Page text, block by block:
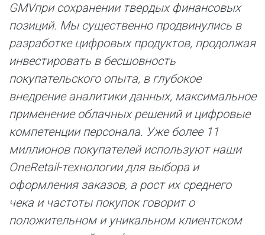
GMVпри сохранении твердых финансовых
позиций. Мы существенно продвинулись в
разработке цифровых продуктов, продолжая
инвестировать в бесшовность
покупательского опыта, в глубокое
внедрение аналитики данных, максимальное
применение облачных решений и цифровые
компетенции персонала. Уже более 11
миллионов покупателей используют наши
OneRetail-технологии для выбора и
оформления заказов, а рост их среднего
чека и частоты покупок говорит о
положительном и уникальном клиентском